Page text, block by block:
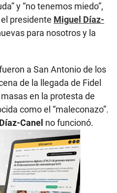
y “no tenemos miedo”,
presidente Miguel Díaz-
para nosotros y la
a San Antonio de los
de la llegada de Fidel
en la protesta de
como el “maleconazo”.
Díaz-Canel no funcionó.